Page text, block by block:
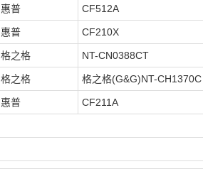
惠普 CF512A
惠普 CF210X
格之格 NT-CN0388CT
格之格 格之格(G&G)NT-CH1370C
惠普 CF211A